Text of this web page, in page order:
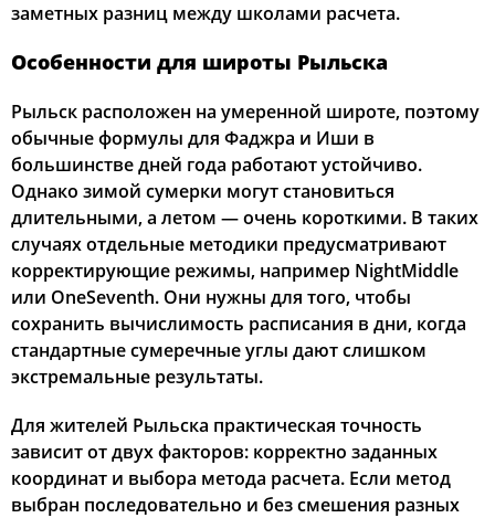
заметных разниц между школами расчета.
Особенности для широты Рыльска
Рыльск расположен на умеренной широте, поэтому
обычные формулы для Фаджра и Иши в
большинстве дней года работают устойчиво.
Однако зимой сумерки могут становиться
длительными, а летом — очень короткими. В таких
случаях отдельные методики предусматривают
корректирующие режимы, например NightMiddle
или OneSeventh. Они нужны для того, чтобы
сохранить вычислимость расписания в дни, когда
стандартные сумеречные углы дают слишком
экстремальные результаты.
Для жителей Рыльска практическая точность
зависит от двух факторов: корректно заданных
координат и выбора метода расчета. Если метод
выбран последовательно и без смешения разных